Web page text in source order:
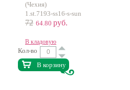
(Чехия)
1.st.7193-ss16-s-sun
72 64.80 руб.
В кладовую
Кол-во
В корзину